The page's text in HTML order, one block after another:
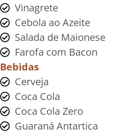
Vinagrete
Cebola ao Azeite
Salada de Maionese
Farofa com Bacon
Bebidas
Cerveja
Coca Cola
Coca Cola Zero
Guaraná Antartica